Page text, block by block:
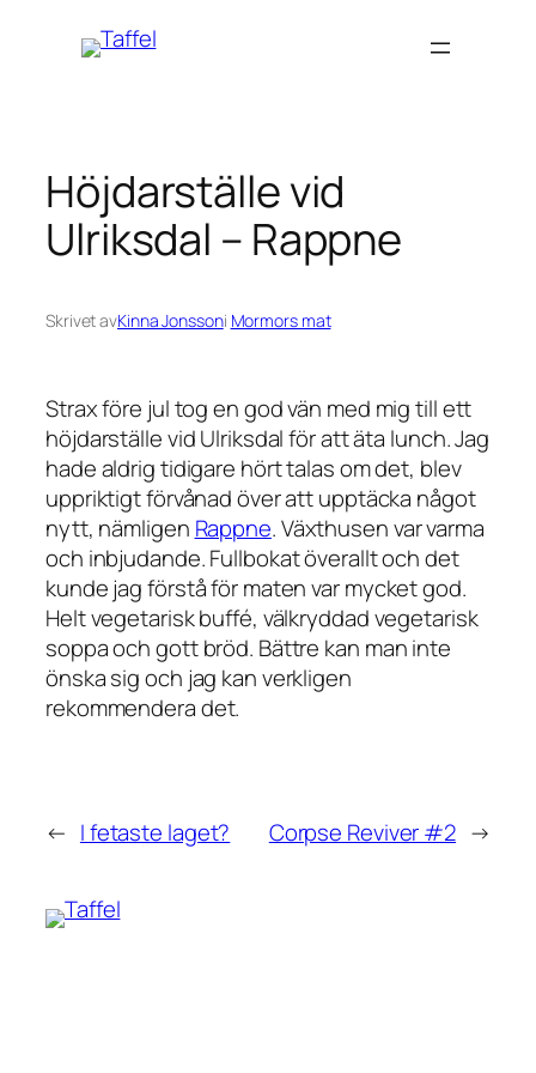
Höjdarställe vid
Ulriksdal – Rappne
Skrivet avKinna Jonssoni Mormors mat
Strax före jul tog en god vän med mig till ett
höjdarställe vid Ulriksdal för att äta lunch. Jag
hade aldrig tidigare hört talas om det, blev
uppriktigt förvånad över att upptäcka något
nytt, nämligen Rappne. Växthusen var varma
och inbjudande. Fullbokat överallt och det
kunde jag förstå för maten var mycket god.
Helt vegetarisk buffé, välkryddad vegetarisk
soppa och gott bröd. Bättre kan man inte
önska sig och jag kan verkligen
rekommendera det.
← I fetaste laget? Corpse Reviver #2 →